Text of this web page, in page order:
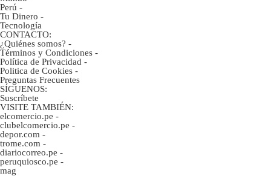
Perú -
Tu Dinero -
Tecnología
CONTACTO:
¿Quiénes somos? -
Términos y Condiciones -
Política de Privacidad -
Politica de Cookies -
Preguntas Frecuentes
SÍGUENOS:
Suscríbete
VISITE TAMBIÉN:
elcomercio.pe -
clubelcomercio.pe -
depor.com -
trome.com -
diariocorreo.pe -
peruquiosco.pe -
mag